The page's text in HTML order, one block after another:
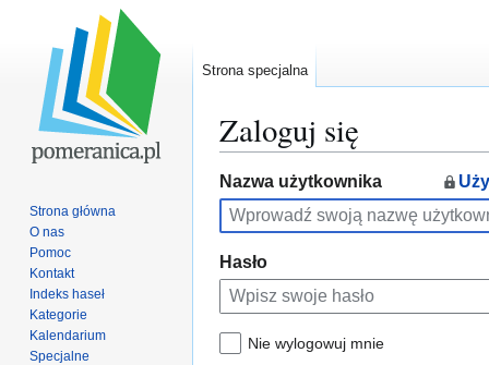
Zaloguj się
Przejdź
do
nawigacji
Przejdź
do
wyszukiwania
Nazwa użytkownika
Hasło
Nie wylogowuj mnie
Strona specjalna
Strona główna
O nas
Pomoc
Kontakt
Indeks haseł
Kategorie
Kalendarium
Specjalne